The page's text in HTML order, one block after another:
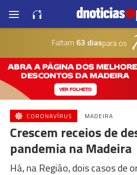
Faltam 63 diaspara os
CORONAVÍRUS MADEIRA
Crescem receios de
pandemia na Madeira
Há, na Região, dois casos de